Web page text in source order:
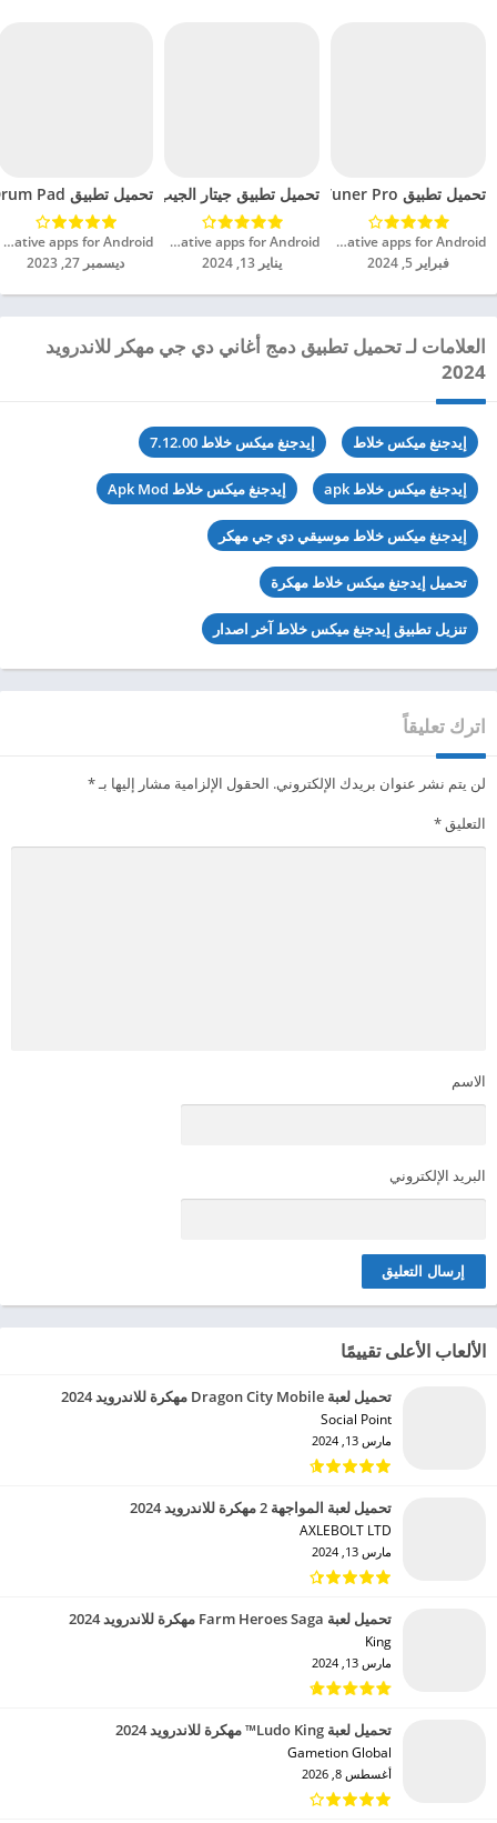
تحميل تطبيق Guitar Tuner Pro مهكر للاندرويد 2024
MWM - Music and creative apps for Android‏
فبراير 5, 2024
تحميل تطبيق جيتار الجيب الحقيقي مهكر للاندرويد 2024
MWM - Music and creative apps for Android‏
يناير 13, 2024
تحميل تطبيق Beat Maker Pro – Drum Pad مهكر للاندرويد 2024
MWM - Music and creative apps for Android‏
ديسمبر 27, 2023
العلامات لـ تحميل تطبيق دمج أغاني دي جي مهكر للاندرويد
2024
إيدجنغ ميكس خلاط إيدجنغ ميكس خلاط 7.12.00
إيدجنغ ميكس خلاط apk إيدجنغ ميكس خلاط Apk Mod
إيدجنغ ميكس خلاط موسيقي دي جي مهكر
تحميل إيدجنغ ميكس خلاط مهكرة
تنزيل تطبيق إيدجنغ ميكس خلاط آخر اصدار
اترك تعليقاً
لن يتم نشر عنوان بريدك الإلكتروني. الحقول الإلزامية مشار إليها بـ*
التعليق*
الاسم
البريد الإلكتروني
الألعاب الأعلى تقييمًا
تحميل لعبة Dragon City Mobile مهكرة للاندرويد 2024
Social Point‏
مارس 13, 2024
تحميل لعبة المواجهة 2 مهكرة للاندرويد 2024
AXLEBOLT LTD‏
مارس 13, 2024
تحميل لعبة Farm Heroes Saga مهكرة للاندرويد 2024
King‏
مارس 13, 2024
تحميل لعبة Ludo King™ مهكرة للاندرويد 2024
Gametion Global‏
أغسطس 8, 2026